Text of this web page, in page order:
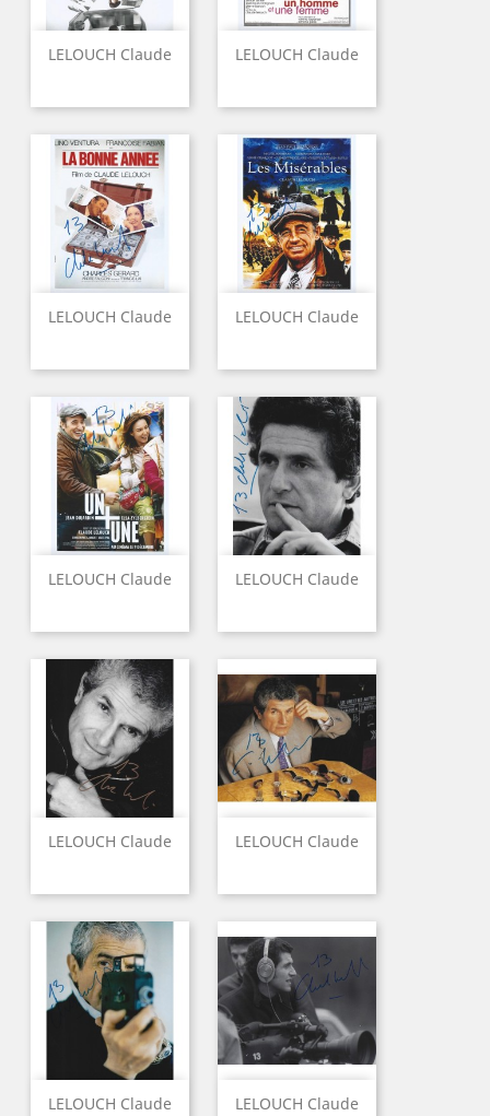
LELOUCH Claude LELOUCH Claude
LELOUCH Claude LELOUCH Claude
LELOUCH Claude LELOUCH Claude
LELOUCH Claude LELOUCH Claude
LELOUCH Claude LELOUCH Claude